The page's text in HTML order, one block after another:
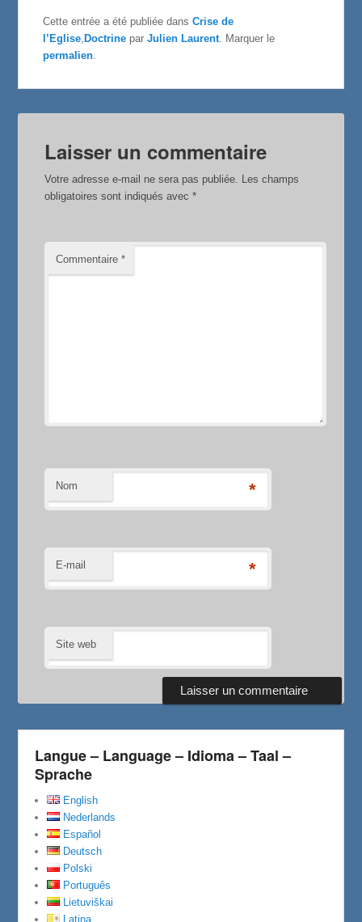
e
b
o
o
t
t
e
t
a
g
Cette entrée a été publiée dansCrise de
l’Eglise, Doctrine parJulien Laurent. Marquer le
permalien.
Laisser un commentaire
Votre adresse e-mail ne sera pas publiée. Les champs
obligatoires sont indiqués avec*
Commentaire*
Nom *
E-mail *
Site web
Langue – Language – Idioma – Taal –
Sprache
English
Nederlands
Español
Deutsch
Polski
Português
Lietuviškai
Latina